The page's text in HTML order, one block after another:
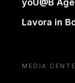
yoU@B
Lavora in
MEDIA